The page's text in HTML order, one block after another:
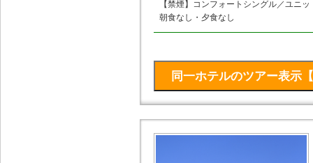
【禁煙】コンフォートシングル／ユニ
朝食なし・夕食なし